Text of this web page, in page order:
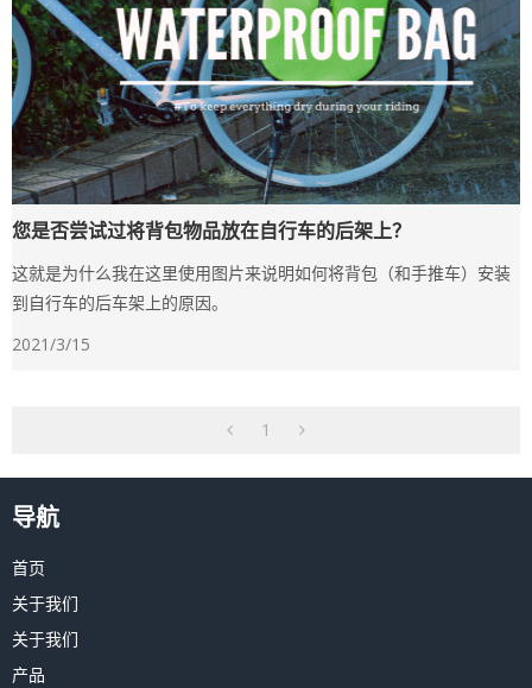
您是否尝试过将背包物品放在自行车的后架上？
这就是为什么我在这里使用图片来说明如何将背包（和手推车）安装
到自行车的后车架上的原因。
2021/3/15
1
导航
首页
关于我们
关于我们
产品